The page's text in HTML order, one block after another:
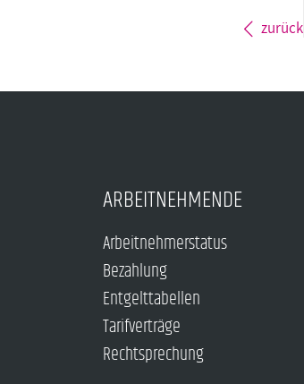
zurück
ARBEITNEHMENDE
Arbeitnehmerstatus
Bezahlung
Entgelttabellen
Tarifverträge
Rechtsprechung